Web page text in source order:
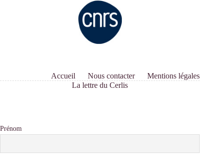
Accueil Nous contacter
Mentions légales
La lettre du Cerlis
Prénom